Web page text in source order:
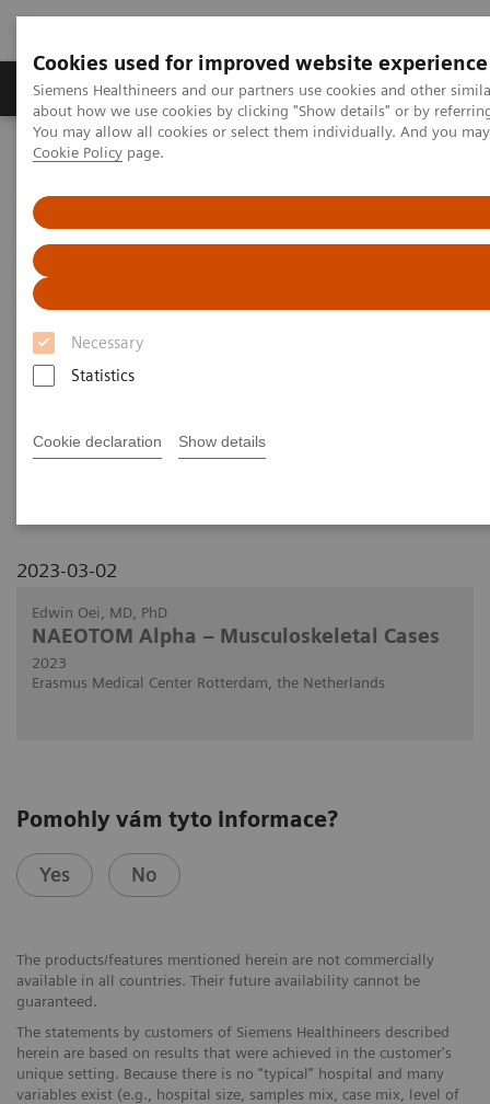
Cookies used for improved website experience
Siemens Healthineers and our partners use cookies and other
about how we use cookies by clicking "Show details" or by
You may allow all cookies or select them individually. And you
Cookie Policy page.
Necessary
Statistics
Cookie declaration Show details
Zobrazovací technika Laboratorní diagnostika
Home Zobrazovací technika
NAEOTOM Alpha s kvantovou technologií
PCCT scientific evidence
NAEOTOM Alpha – Musculoskeletal Cases
NAEOTOM Alpha –
Musculoskeletal Cases
supports diagnosis and therapy in two
musculoskeletal cases.
2023-03-02
Edwin Oei, MD, PhD
NAEOTOM Alpha – Musculoskeletal Cases
2023
Erasmus Medical Center Rotterdam, the Netherlands
Pomohly vám tyto informace?
Yes No
The products/features mentioned herein are not commercially
available in all countries. Their future availability cannot be
guaranteed.
The statements by customers of Siemens Healthineers described
herein are based on results that were achieved in the customer's
unique setting. Because there is no “typical” hospital and many
variables exist (e.g., hospital size, samples mix, case mix, level of